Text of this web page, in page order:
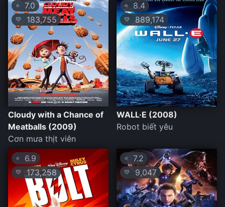
⭐ 7.0
💛 183,755
Cloudy with a Chance of
Meatballs (2009)
Cơn mưa thịt viên
⭐ 8.4
💛 889,174
WALL·E (2008)
Robot biết yêu
⭐ 6.9
💛 173,258
⭐ 7.2
💛 9,047